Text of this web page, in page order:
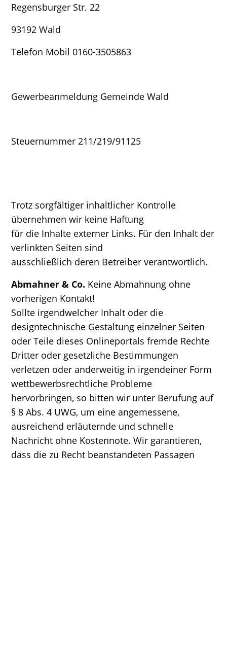
Regensburger Str. 22
93192 Wald
Telefon Mobil 0160-3505863
Gewerbeanmeldung Gemeinde Wald
Steuernummer 211/219/91125
Trotz sorgfältiger inhaltlicher Kontrolle
übernehmen wir keine Haftung
für die Inhalte externer Links. Für den Inhalt der
verlinkten Seiten sind
ausschließlich deren Betreiber verantwortlich.
Abmahner & Co. Keine Abmahnung ohne
vorherigen Kontakt!
Sollte irgendwelcher Inhalt oder die
designtechnische Gestaltung einzelner Seiten
oder Teile dieses Onlineportals fremde Rechte
Dritter oder gesetzliche Bestimmungen
verletzen oder anderweitig in irgendeiner Form
wettbewerbsrechtliche Probleme
hervorbringen, so bitten wir unter Berufung auf
§ 8 Abs. 4 UWG, um eine angemessene,
ausreichend erläuternde und schnelle
Nachricht ohne Kostennote. Wir garantieren,
dass die zu Recht beanstandeten Passagen